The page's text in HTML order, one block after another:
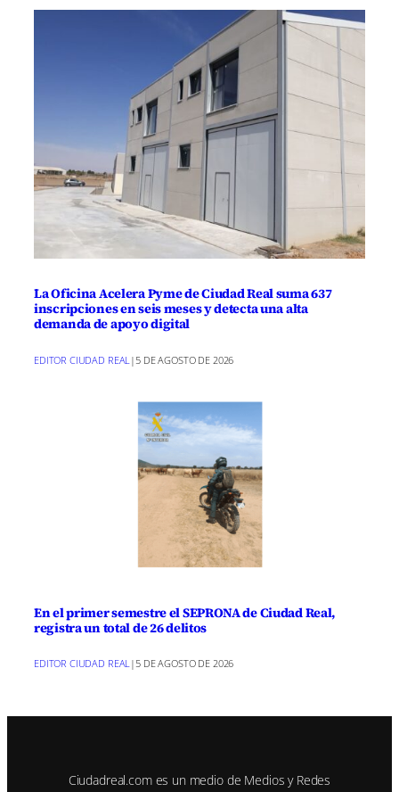
La Oficina Acelera Pyme de Ciudad Real suma 637
inscripciones en seis meses y detecta una alta
demanda de apoyo digital
EDITOR CIUDAD REAL | 5 DE AGOSTO DE 2026
En el primer semestre el SEPRONA de Ciudad Real,
registra un total de 26 delitos
EDITOR CIUDAD REAL | 5 DE AGOSTO DE 2026
Ciudadreal.com es un medio de Medios y Redes